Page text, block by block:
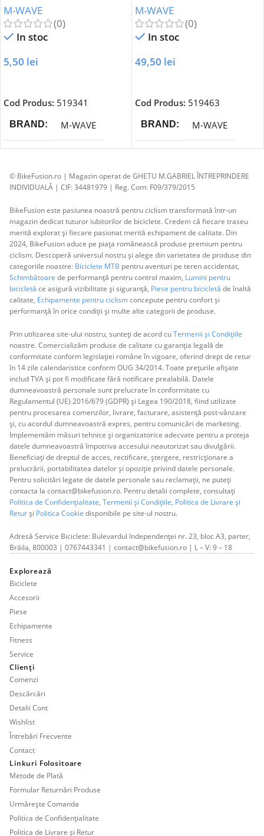
M-WAVE
(0)
In stoc
5,50 lei
Cod Produs: 519341
BRAND M-WAVE
M-WAVE
(0)
In stoc
49,50 lei
Cod Produs: 519463
BRAND M-WAVE
© BikeFusion.ro | Magazin operat de GHETU M.GABRIEL ÎNTREPRINDERE
INDIVIDUALĂ | CIF: 34481979 | Reg. Com: F09/379/2015
BikeFusion este pasiunea noastră pentru ciclism transformată într-un
magazin dedicat tuturor iubitorilor de biciclete. Credem că fiecare traseu
merită explorat și fiecare pasionat merită echipament de calitate. Din
2024, BikeFusion aduce pe piața românească produse premium pentru
ciclism. Descoperă universul nostru și alege din varietatea de produse din
categoriile noastre: Biciclete MTB pentru aventuri pe teren accidentat,
Schimbătoare de performanță pentru control maxim, Lumini pentru
bicicletă ce asigură vizibilitate și siguranță, Piese pentru bicicletă de înaltă
calitate, Echipamente pentru ciclismconcepute pentru confort și
performanță în orice condiții și multe alte categorii de produse.
Prin utilizarea site-ului nostru, sunteți de acord cuTermenii și Condițiile
noastre. Comercializăm produse de calitate cu garanția legală de
conformitate conform legislației române în vigoare, oferind drept de retur
în 14 zile calendaristice conform OUG 34/2014. Toate prețurile afișate
includ TVA și pot fi modificate fără notificare prealabilă. Datele
dumneavoastră personale sunt prelucrate în conformitate cu
Regulamentul (UE) 2016/679 (GDPR) și Legea 190/2018, fiind utilizate
pentru procesarea comenzilor, livrare, facturare, asistență post-vânzare
și, cu acordul dumneavoastră expres, pentru comunicări de marketing.
Implementăm măsuri tehnice și organizatorice adecvate pentru a proteja
datele dumneavoastră împotriva accesului neautorizat sau divulgării.
Beneficiați de dreptul de acces, rectificare, ștergere, restricționare a
prelucrării, portabilitatea datelor și opoziție privind datele personale.
Pentru solicitări legate de datele personale sau reclamații, ne puteți
contacta la contact@bikefusion.ro. Pentru detalii complete, consultați
Politica de Confidențialitate, Termenii și Condițiile, Politica de Livrare și
Returși Politica Cookie disponibile pe site-ul nostru.
Adresă Service Biciclete: Bulevardul Independenței nr. 23, bloc A3, parter,
Brăila, 800003 | 0767443341 | contact@bikefusion.ro | L – V: 9 – 18
Explorează
Biciclete
Accesorii
Piese
Echipamente
Fitness
Service
Clienți
Comenzi
Descărcări
Detalii Cont
Wishlist
Întrebări Frecvente
Contact
Linkuri Folositoare
Metode de Plată
Formular Returnări Produse
Urmărește Comanda
Politica de Confidențialitate
Politica de Livrare și Retur